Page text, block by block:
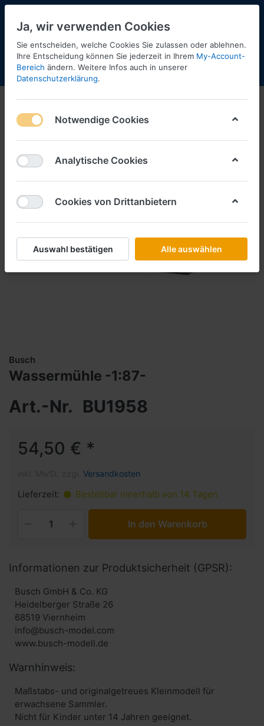
Menü Anmelden Shopaktualisierung
Busch
Wassermühle -1:87-
Art.-Nr. BU1958
54,50 € *
Versandkosten
Lieferzeit: Bestellbar innerhalb von 14 Tagen
In den Warenkorb
Informationen zur Produktsicherheit (GPSR):
Busch GmbH & Co. KG
Heidelberger Straße 26
68519 Viernheim
info@busch-model.com
www.busch-modell.de
Warnhinweis:
Maßstabs- und originalgetreues Kleinmodell für
erwachsene Sammler.
Nicht für Kinder unter 14 Jahren geeignet.
Ja, wir verwenden Cookies
Sie entscheiden, welche Cookies Sie zulassen oder ablehnen.
Ihre Entscheidung können Sie jederzeit in Ihrem My-Account-
Bereich ändern. Weitere Infos auch in unserer
Datenschutzerklärung.
Notwendige Cookies
Analytische Cookies
Cookies von Drittanbietern
Auswahl bestätigen Alle auswählen